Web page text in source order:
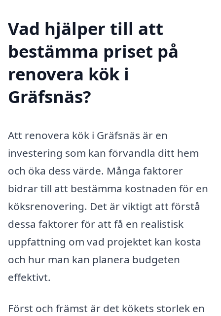
Vad hjälper till att
bestämma priset på
renovera kök i
Gräfsnäs?
Att renovera kök i Gräfsnäs är en
investering som kan förvandla ditt hem
och öka dess värde. Många faktorer
bidrar till att bestämma kostnaden för en
köksrenovering. Det är viktigt att förstå
dessa faktorer för att få en realistisk
uppfattning om vad projektet kan kosta
och hur man kan planera budgeten
effektivt.
Först och främst är det kökets storlek en